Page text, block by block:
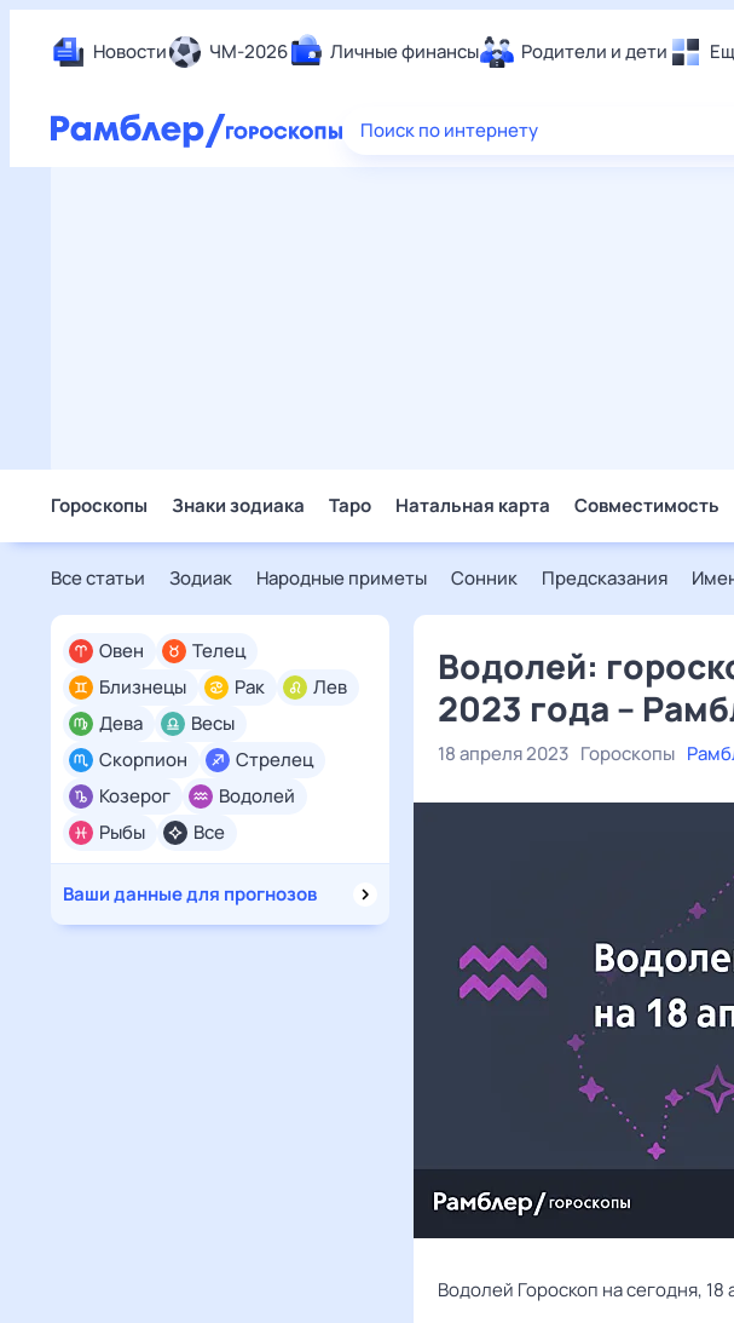
Новости ЧМ-2026 Личные финансы Родители и дети
Еда
Поиск по интернету
Гороскопы Знаки зодиака Таро Натальная карта Совместимость
Все статьи Зодиак Народные приметы Сонник Предсказания
Все
Овен
Телец
Близнецы
Рак
Лев
Дева
Весы
Скорпион
Стрелец
Козерог
Водолей
Рыбы
Ваши данные для прогнозов
Водолей:
2023 года –
18 апреля 2023 Гороскопы
Водолей Гороскоп на сегодня, 18